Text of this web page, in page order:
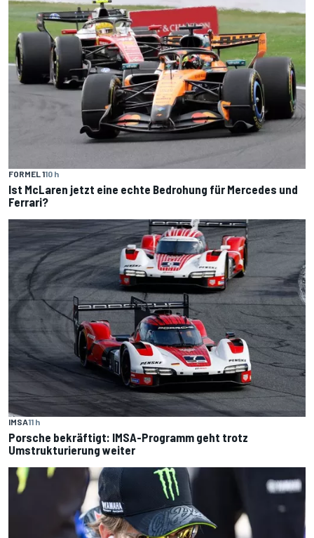
FORMEL 110 h
Ist McLaren jetzt eine echte Bedrohung für Mercedes und
Ferrari?
IMSA11 h
Porsche bekräftigt: IMSA-Programm geht trotz
Umstrukturierung weiter